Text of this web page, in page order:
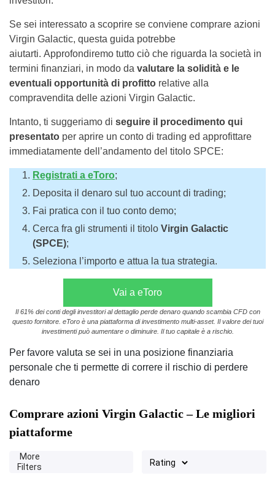
Se sei interessato a scoprire se conviene comprare azioni
Virgin Galactic, questa guida potrebbe
aiutarti. Approfondiremo tutto ciò che riguarda la società in
termini finanziari, in modo da valutare la solidità e le
eventuali opportunità di profitto relative alla
compravendita delle azioni Virgin Galactic.
Intanto, ti suggeriamo di seguire il procedimento qui
presentato per aprire un conto di trading ed approfittare
immediatamente dell’andamento del titolo SPCE:
Registrati a eToro;
Deposita il denaro sul tuo account di trading;
Fai pratica con il tuo conto demo;
Cerca fra gli strumenti il titolo Virgin Galactic
(SPCE);
Seleziona l’importo e attua la tua strategia.
Vai a eToro
Il 61% dei conti degli investitori al dettaglio perde denaro quando scambia CFD con
questo fornitore. eToro è una piattaforma di investimento multi-asset. Il valore dei tuoi
investimenti può aumentare o diminuire. Il tuo capitale è a rischio.
Per favore valuta se sei in una posizione finanziaria
personale che ti permette di correre il rischio di perdere
denaro
Comprare azioni Virgin Galactic – Le migliori
piattaforme
More
Filters